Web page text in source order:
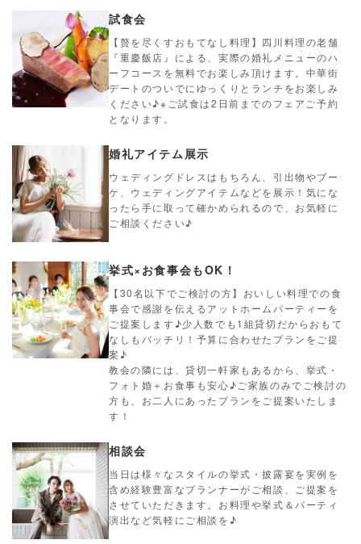
試食会
【贅を尽くすおもてなし料理】四川料理の老舗
『重慶飯店』による、実際の婚礼メニューのハ
ーフコースを無料でお楽しみ頂けます。中華街
デートのついでにゆっくりとランチをお楽しみ
ください♪※ご試食は2日前までのフェアご予約
となります。
婚礼アイテム展示
ウェディングドレスはもちろん、引出物やブー
ケ、ウェディングアイテムなどを展示！気にな
ったら手に取って確かめられるので、お気軽に
ご相談ください♪
挙式×お食事会もOK！
【30名以下でご検討の方】おいしい料理での食
事会で感謝を伝えるアットホームパーティーを
ご提案します♪少人数でも1組貸切だからおもて
なしもバッチリ！予算に合わせたプランをご提
案♪
教会の隣には、貸切一軒家もあるから、挙式・
フォト婚＋お食事も安心♪ご家族のみでご検討の
方も、お二人にあったプランをご提案いたしま
す！
相談会
当日は様々なスタイルの挙式・披露宴を実例を
含め経験豊富なプランナーがご相談、ご提案を
させていただきます。お料理や挙式＆パーティ
演出など気軽にご相談を♪